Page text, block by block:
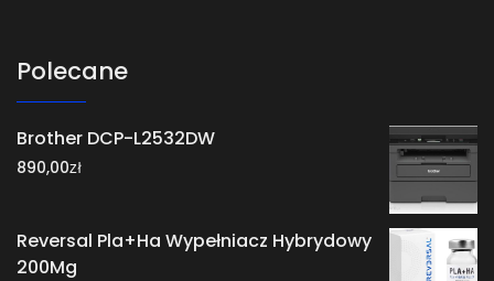
Polecane
Brother DCP-L2532DW
890,00zł
Reversal Pla+Ha Wypełniacz Hybrydowy
200Mg